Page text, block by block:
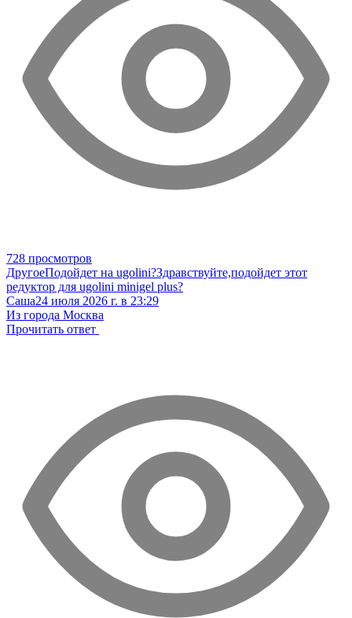
728 просмотров
ДругоеПодойдет на ugolini?Здравствуйте,подойдет этот
редуктор для ugolini minigel plus?
Саша24 июля 2026 г. в 23:29
Из города Москва
Прочитать ответ